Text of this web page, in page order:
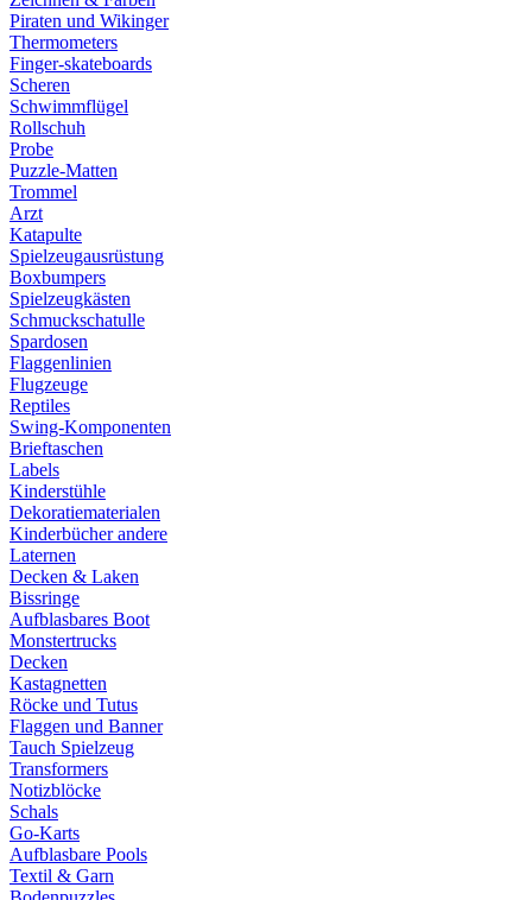
Piraten und Wikinger
Thermometers
Finger-skateboards
Scheren
Schwimmflügel
Rollschuh
Probe
Puzzle-Matten
Trommel
Arzt
Katapulte
Spielzeugausrüstung
Boxbumpers
Spielzeugkästen
Schmuckschatulle
Spardosen
Flaggenlinien
Flugzeuge
Reptiles
Swing-Komponenten
Brieftaschen
Labels
Kinderstühle
Dekoratiematerialen
Kinderbücher andere
Laternen
Decken & Laken
Bissringe
Aufblasbares Boot
Monstertrucks
Decken
Kastagnetten
Röcke und Tutus
Flaggen und Banner
Tauch Spielzeug
Transformers
Notizblöcke
Schals
Go-Karts
Aufblasbare Pools
Textil & Garn